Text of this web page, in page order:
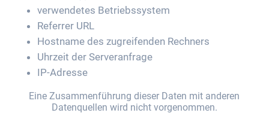
verwendetes Betriebssystem
Referrer URL
Hostname des zugreifenden Rechners
Uhrzeit der Serveranfrage
IP-Adresse
Eine Zusammenführung dieser Daten mit anderen
Datenquellen wird nicht vorgenommen.